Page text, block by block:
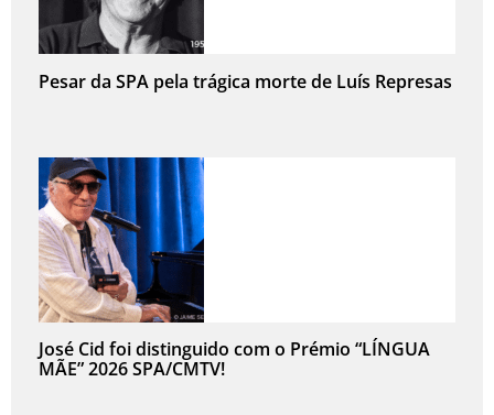
Pesar da SPA pela trágica morte de Luís Represas
José Cid foi distinguido com o Prémio “LÍNGUA
MÃE” 2026 SPA/CMTV!